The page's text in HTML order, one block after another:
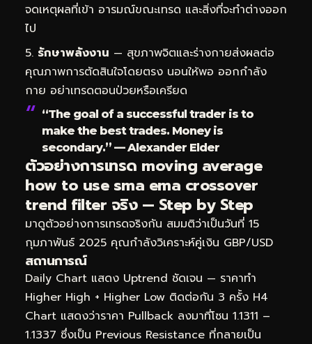
จดเหตุผลที่เข้า อารมณ์ขณะเทรด และสิ่งที่จะทำต่างออก
ไป
รักษาพลังงาน — สุขภาพจิตและร่างกายส่งผลต่อ
คุณภาพการตัดสินใจโดยตรง นอนให้พอ ออกกำลัง
กาย อย่าเทรดตอนป่วยหรือเครียด
“The goal of a successful trader is to
make the best trades. Money is
secondary.” — Alexander Elder
ตัวอย่างการเทรด moving average
how to use sma ema crossover
trend filter จริง — Step by Step
มาดูตัวอย่างการเทรดจริงกัน สมมติว่าเป็นวันที่ 15
กุมภาพันธ์ 2025 คุณกำลังวิเคราะห์คู่เงิน GBP/USD
สถานการณ์
Daily Chart แสดง Uptrend ชัดเจน — ราคาทำ
Higher High + Higher Low ติดต่อกัน 3 ครั้ง H4
Chart แสดงว่าราคา Pullback ลงมาที่โซน 1.1311 –
1.1337 ซึ่งเป็น Previous Resistance ที่กลายเป็น